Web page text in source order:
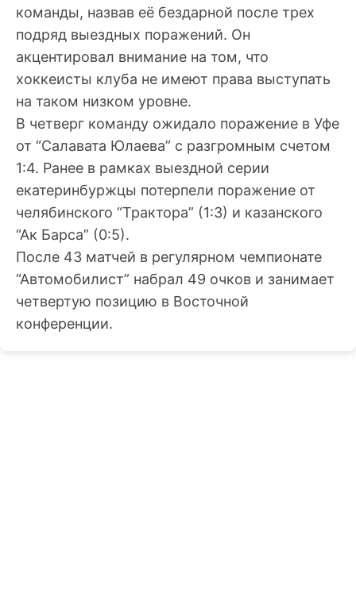
команды, назвав её бездарной после трех
подряд выездных поражений. Он
акцентировал внимание на том, что
хоккеисты клуба не имеют права выступать
на таком низком уровне.
В четверг команду ожидало поражение в Уфе
от “Салавата Юлаева” с разгромным счетом
1:4. Ранее в рамках выездной серии
екатеринбуржцы потерпели поражение от
челябинского “Трактора” (1:3) и казанского
“Ак Барса” (0:5).
После 43 матчей в регулярном чемпионате
“Автомобилист” набрал 49 очков и занимает
четвертую позицию в Восточной
конференции.